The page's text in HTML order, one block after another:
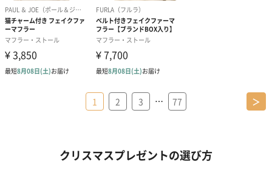
1 2 3 … 77 ＞
クリスマスプレゼントの選び方